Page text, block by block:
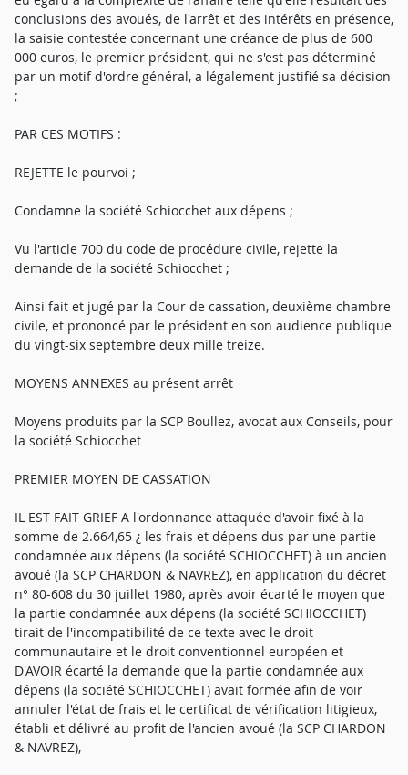
conclusions des avoués, de l'arrêt et des intérêts en présence,
la saisie contestée concernant une créance de plus de 600
000 euros, le premier président, qui ne s'est pas déterminé
par un motif d'ordre général, a légalement justifié sa décision
;
PAR CES MOTIFS :
REJETTE le pourvoi ;
Condamne la société Schiocchet aux dépens ;
Vu l'article 700 du code de procédure civile, rejette la
demande de la société Schiocchet ;
Ainsi fait et jugé par la Cour de cassation, deuxième chambre
civile, et prononcé par le président en son audience publique
du vingt-six septembre deux mille treize.
MOYENS ANNEXES au présent arrêt
Moyens produits par la SCP Boullez, avocat aux Conseils, pour
la société Schiocchet
PREMIER MOYEN DE CASSATION
IL EST FAIT GRIEF A l'ordonnance attaquée d'avoir fixé à la
somme de 2.664,65 ¿ les frais et dépens dus par une partie
condamnée aux dépens (la société SCHIOCCHET) à un ancien
avoué (la SCP CHARDON & NAVREZ), en application du décret
n° 80-608 du 30 juillet 1980, après avoir écarté le moyen que
la partie condamnée aux dépens (la société SCHIOCCHET)
tirait de l'incompatibilité de ce texte avec le droit
communautaire et le droit conventionnel européen et
D'AVOIR écarté la demande que la partie condamnée aux
dépens (la société SCHIOCCHET) avait formée afin de voir
annuler l'état de frais et le certificat de vérification litigieux,
établi et délivré au profit de l'ancien avoué (la SCP CHARDON
& NAVREZ),